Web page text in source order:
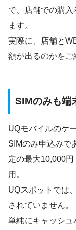
で、店舗での購
ます。
実際に、店舗と
額が出るのかをご
SIMのみも端
UQモバイルのケ
SIMのみ申込みで
定の最大10,000円
用。
UQスポットでは
されていません。
単純にキャッシ